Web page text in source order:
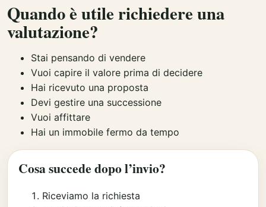
Quando è utile richiedere una
valutazione?
Stai pensando di vendere
Vuoi capire il valore prima di decidere
Hai ricevuto una proposta
Devi gestire una successione
Vuoi affittare
Hai un immobile fermo da tempo
Cosa succede dopo l’invio?
Riceviamo la richiesta